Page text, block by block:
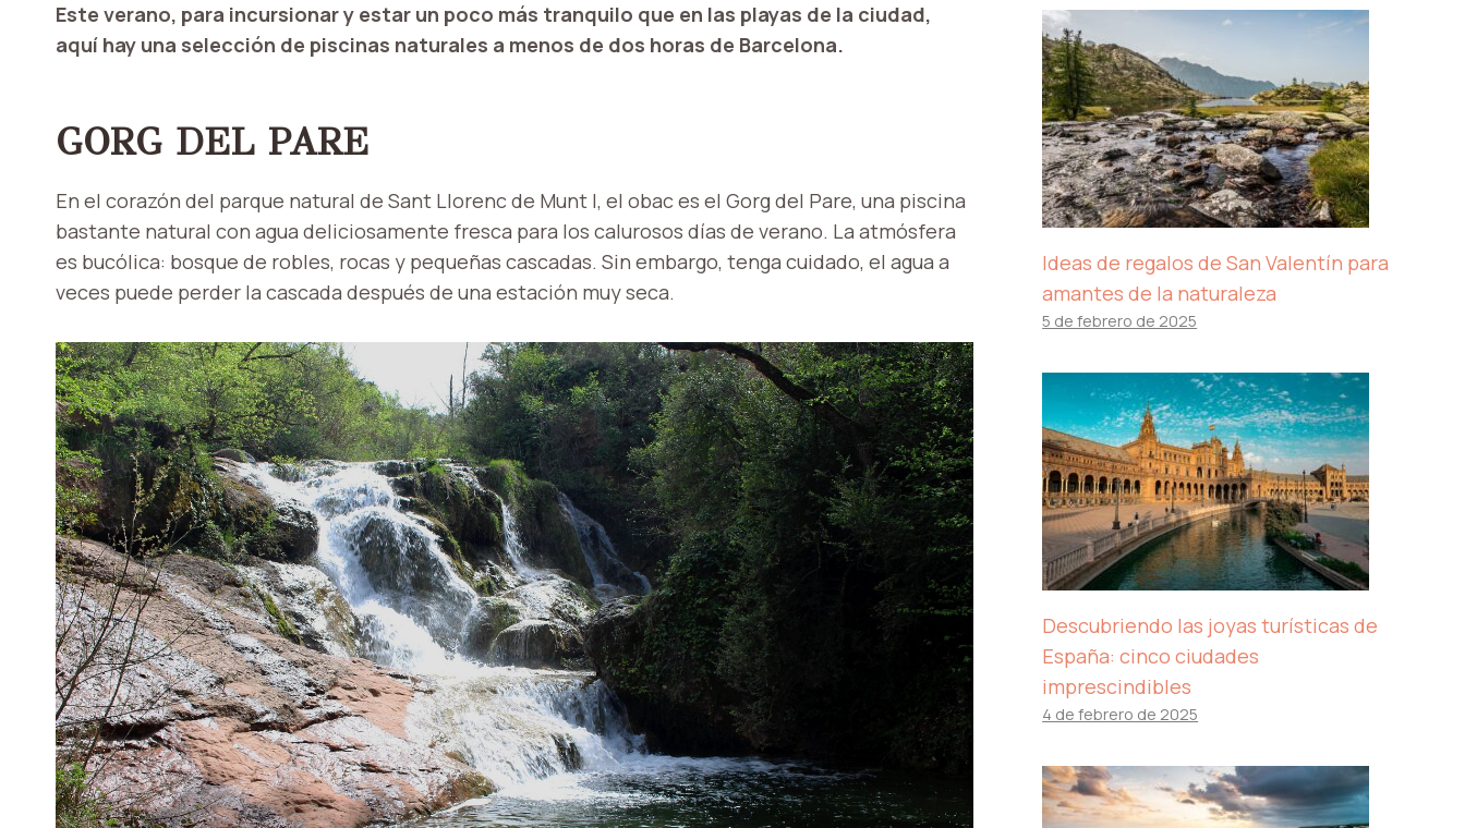
Este verano, para incursionar y estar un poco más tranquilo que en las playas de la ciudad,
aquí hay una selección de piscinas naturales a menos de dos horas de Barcelona.
GORG DEL PARE
En el corazón del parque natural de Sant Llorenc de Munt I, el obac es el Gorg del Pare, una piscina
bastante natural con agua deliciosamente fresca para los calurosos días de verano. La atmósfera
es bucólica: bosque de robles, rocas y pequeñas cascadas. Sin embargo, tenga cuidado, el agua a
veces puede perder la cascada después de una estación muy seca.
Ideas de regalos de San Valentín para
amantes de la naturaleza
5 de febrero de 2025
Descubriendo las joyas turísticas de
España: cinco ciudades
imprescindibles
4 de febrero de 2025